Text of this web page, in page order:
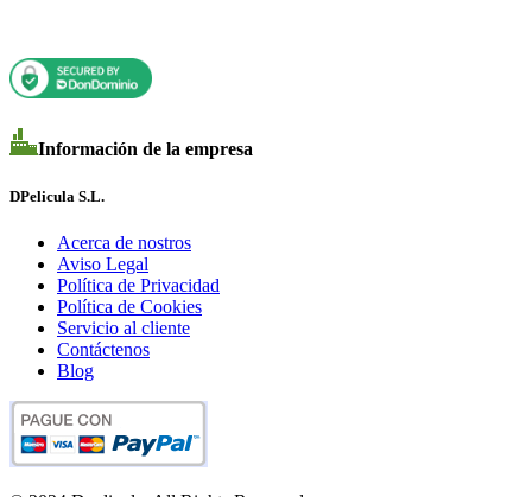
Información de la empresa
DPelicula S.L.
Acerca de nostros
Aviso Legal
Política de Privacidad
Política de Cookies
Servicio al cliente
Contáctenos
Blog